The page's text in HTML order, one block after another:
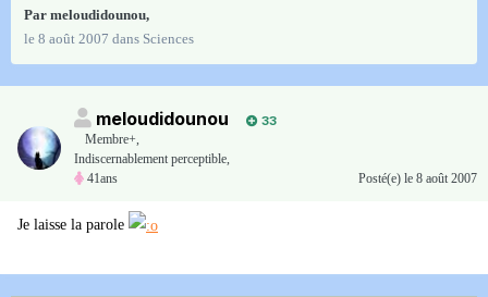
Par meloudidounou,
le 8 août 2007 dans Sciences
meloudidounou
33
Membre+,
Indiscernablement perceptible,
41ans
Posté(e) le 8 août 2007
Je laisse la parole